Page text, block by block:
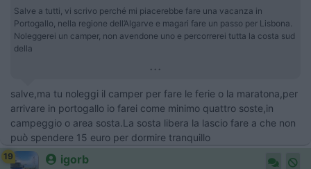
Salve a tutti, vi scrivo perché mi piacerebbe fare una vacanza in
Portogallo, nella regione dell’Algarve e magari fare un passo per Lisbona.
Noleggerei un camper, non avendone uno e percorrerei tutta la costa sud
della
...
salve,ma tu noleggi il camper per fare le ferie o la maratona,per
arrivare in portogallo io farei come minimo quattro soste,in
campeggio o area sosta.La sosta libera la lascio fare a che non
può spendere 15 euro per dormire tranquillo
19 igorb